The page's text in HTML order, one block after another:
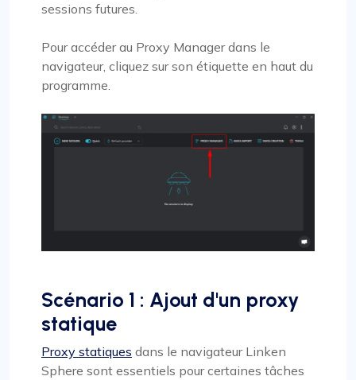
sessions futures.
Pour accéder au Proxy Manager dans le
navigateur, cliquez sur son étiquette en haut du
programme.
Scénario 1 : Ajout d'un proxy
statique
Proxy statiques dans le navigateur Linken
Sphere sont essentiels pour certaines tâches